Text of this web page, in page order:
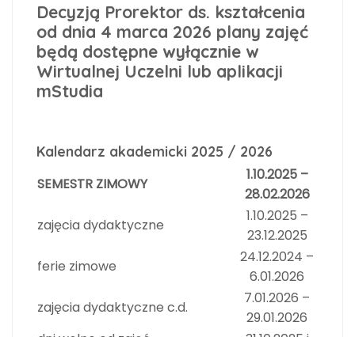
Decyzją Prorektor ds. kształcenia
od dnia 4 marca 2026 plany zajęć
będą dostępne wyłącznie w
Wirtualnej Uczelni lub aplikacji
mStudia
Kalendarz akademicki 2025 / 2026
SEMESTR ZIMOWY
1.10.2025 –
28.02.2026
zajęcia dydaktyczne
1.10.2025 –
23.12.2025
ferie zimowe
24.12.2024 –
6.01.2026
zajęcia dydaktyczne c.d.
7.01.2026 –
29.01.2026